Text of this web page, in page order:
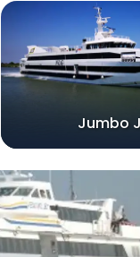
Jumbo